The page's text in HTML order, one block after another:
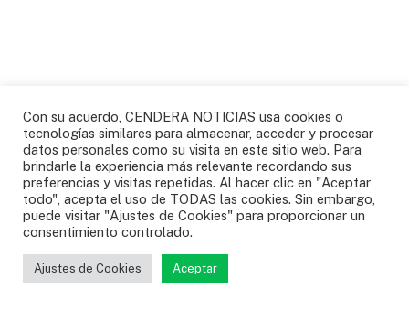
“Un concesionario de motos hurtadas”, el negocio
de tres policías que fueron capturados en el Cauca
16/07/2026
Con su acuerdo, CENDERA NOTICIAS usa cookies o
tecnologías similares para almacenar, acceder y procesar
datos personales como su visita en este sitio web. Para
brindarle la experiencia más relevante recordando sus
preferencias y visitas repetidas. Al hacer clic en "Aceptar
todo", acepta el uso de TODAS las cookies. Sin embargo,
puede visitar "Ajustes de Cookies" para proporcionar un
consentimiento controlado.
Ajustes de Cookies Aceptar